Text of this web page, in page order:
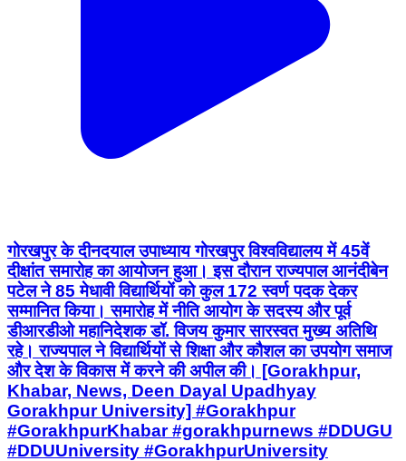
गोरखपुर के दीनदयाल उपाध्याय गोरखपुर विश्वविद्यालय में 45वें
दीक्षांत समारोह का आयोजन हुआ। इस दौरान राज्यपाल आनंदीबेन
पटेल ने 85 मेधावी विद्यार्थियों को कुल 172 स्वर्ण पदक देकर
सम्मानित किया। समारोह में नीति आयोग के सदस्य और पूर्व
डीआरडीओ महानिदेशक डॉ. विजय कुमार सारस्वत मुख्य अतिथि
रहे। राज्यपाल ने विद्यार्थियों से शिक्षा और कौशल का उपयोग समाज
और देश के विकास में करने की अपील की। [Gorakhpur,
Khabar, News, Deen Dayal Upadhyay
Gorakhpur University] #Gorakhpur
#GorakhpurKhabar #gorakhpurnews #DDUGU
#DDUUniversity #GorakhpurUniversity